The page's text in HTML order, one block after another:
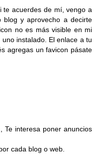
te acuerdes de mí, vengo a
y aprovecho a decirte
no es más visible en mi
instalado. El enlace a tu
agregas un favicon pásate
Te interesa poner anuncios
cada blog o web.